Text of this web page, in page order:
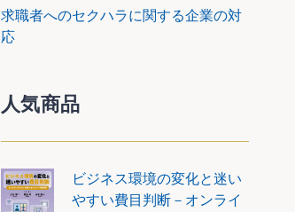
求職者へのセクハラに関する企業の対
応
人気商品
ビジネス環境の変化と迷い
やすい費目判断－オンライ